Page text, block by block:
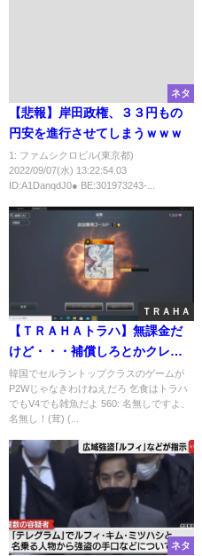
ネタ
【悲報】岸田政権、３３円もの
円安を進行させてしまうｗｗｗ
1: ファムシクロビル(東京都)
2022/09/07(水) 13:22:54.03
ID:A1DanqdJ0● BE:301973243-...
ＴＲＡＨＡ
【ＴＲＡＨＡトラハ】無課金だ
けど・・・補償しろとかクレー
マーじゃんｗ
韓国でセルラントップクラスのゲームが
P2Wじゃなきわけねえだろ 乞食はトラハ
でもV4でも雑魚だよ 560: 名無しですよ、
名無し！(茸) (...
ネタ